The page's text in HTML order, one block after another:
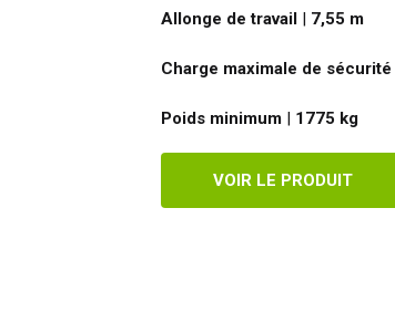
Allonge de travail| 7,55 m
Charge maximale de sécurité
Poids minimum| 1775 kg
VOIR LE PRODUIT